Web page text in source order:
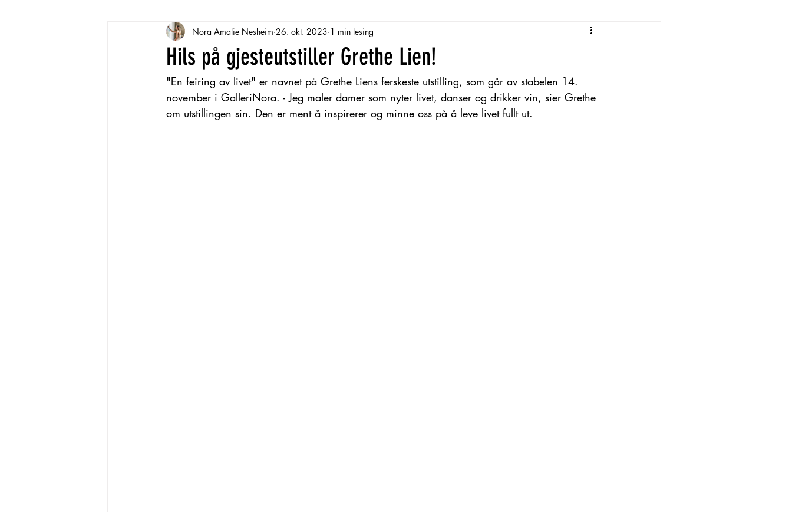
Hils på gjesteutstiller Grethe Lien!
Nora Amalie Nesheim 26. okt. 2023 1 min lesing
"En feiring av livet" er navnet på Grethe Liens ferskeste utstilling, som går av stabelen 14.
november i GalleriNora. - Jeg maler damer som nyter livet, danser og drikker vin, sier Grethe
om utstillingen sin. Den er ment å inspirerer og minne oss på å leve livet fullt ut.